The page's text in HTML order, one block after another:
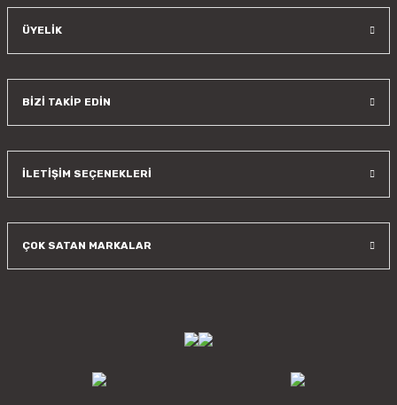
ÜYELİK
BİZİ TAKİP EDİN
İLETİŞİM SEÇENEKLERİ
ÇOK SATAN MARKALAR